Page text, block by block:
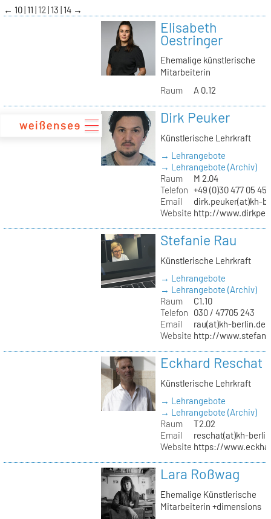
zum
Inhalt
← 10 11 12 13 14 →
Elisabeth
Oestringer
Ehemalige künstlerische
Mitarbeiterin
Raum
A 0.12
Dirk Peuker
Künstlerische Lehrkraft
→ Lehrangebote
→ Lehrangebote (Archiv)
Raum
M 2.04
Telefon +49 (0)30 477 05
Email
dirk.peuker(at)kh-
Website http://
Stefanie Rau
Künstlerische Lehrkraft
→ Lehrangebote
→ Lehrangebote (Archiv)
Raum
C1.10
Telefon
030 / 47705 243
Email
rau(at)kh-berlin.de
Website http://
Eckhard Reschat
Künstlerische Lehrkraft
→ Lehrangebote
→ Lehrangebote (Archiv)
Raum
T2.02
Email
reschat(at)kh-
Website https://
Lara Roßwag
Ehemalige Künstlerische
Mitarbeiterin +dimensions